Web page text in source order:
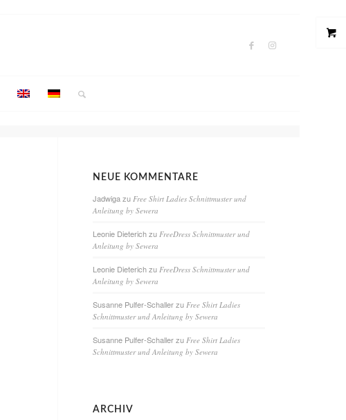
NEUE KOMMENTARE
Jadwigazu Free Shirt Ladies Schnittmuster und
Anleitung by Sewera
Leonie Dieterichzu FreeDress Schnittmuster und
Anleitung by Sewera
Leonie Dieterichzu FreeDress Schnittmuster und
Anleitung by Sewera
Susanne Pulfer-Schallerzu Free Shirt Ladies
Schnittmuster und Anleitung by Sewera
Susanne Pulfer-Schallerzu Free Shirt Ladies
Schnittmuster und Anleitung by Sewera
ARCHIV